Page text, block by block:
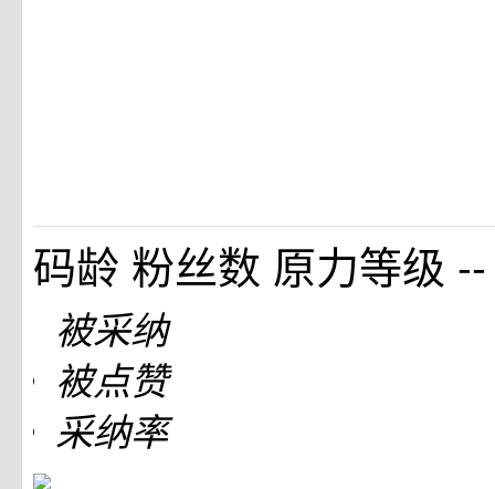
码龄 粉丝数 原力等级 --
被采纳
被点赞
采纳率